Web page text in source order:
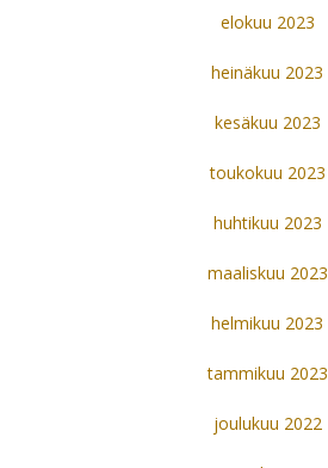
elokuu 2023
heinäkuu 2023
kesäkuu 2023
toukokuu 2023
huhtikuu 2023
maaliskuu 2023
helmikuu 2023
tammikuu 2023
joulukuu 2022